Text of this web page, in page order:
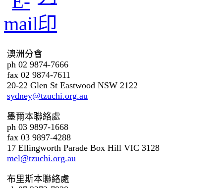
澳洲分會
ph 02 9874-7666
fax 02 9874-7611
20-22 Glen St Eastwood NSW 2122
sydney@tzuchi.org.au
墨爾本聯絡處
ph 03 9897-1668
fax 03 9897-4288
17 Ellingworth Parade Box Hill VIC 3128
mel@tzuchi.org.au
布里斯本聯絡處